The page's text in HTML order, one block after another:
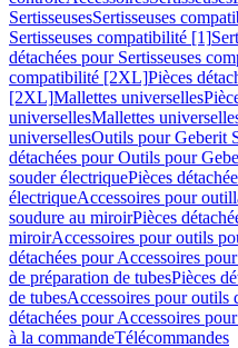
SertisseusesSertisseuses
Sertisseuses compatibilité [1]
détachées pour Sertisseuses
compatibilité [2XL]Pièces
[2XL]Mallettes universelles
universellesMallettes
universellesOutils pour Geberit
détachées pour Outils pour
souder électriquePièces
électriqueAccessoires pour
soudure au miroirPièces
miroirAccessoires pour outils
détachées pour Accessoires
de préparation de tubesPièces
de tubesAccessoires pour outils
détachées pour Accessoires
à la commandeTélécommandes